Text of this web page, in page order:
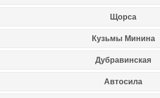
Щорса
Кузьмы Минина
Дубравинская
Автосила